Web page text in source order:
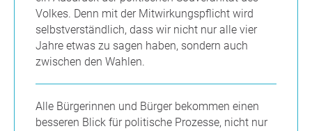
Volkes. Denn mit der Mitwirkungspflicht wird
selbstverständlich, dass wir nicht nur alle vier
Jahre etwas zu sagen haben, sondern auch
zwischen den Wahlen.
Alle Bürgerinnen und Bürger bekommen einen
besseren Blick für politische Prozesse, nicht nur